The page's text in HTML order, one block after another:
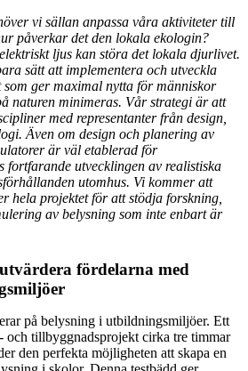
vi sällan anpassa våra aktiviteter till
påverkar det den lokala ekologin?
ljus kan störa det lokala djurlivet.
sätt att implementera och utveckla
som ger maximal nytta för människor
naturen minimeras. Vår strategi är att
med representanter från design,
Även om design och planering av
är väl etablerad för
fortfarande utvecklingen av realistiska
utomhus. Vi kommer att
hela projektet för att stödja forskning,
av belysning som inte enbart är
fördelarna med
på belysning i utbildningsmiljöer. Ett
och tillbyggnadsprojekt cirka tre timmar
den perfekta möjligheten att skapa en